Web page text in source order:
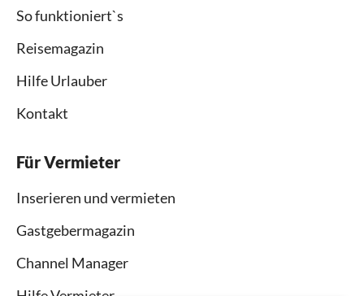
So funktioniert`s
Reisemagazin
Hilfe Urlauber
Kontakt
Für Vermieter
Inserieren und vermieten
Gastgebermagazin
Channel Manager